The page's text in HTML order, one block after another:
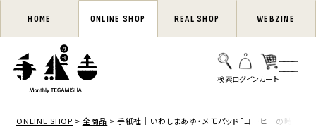
HOME ONLINE SHOP REAL SHOP WEBZINE
ONLINE SHOP 全商品 手紙社｜いわしまあゆ・メモパッド「コーヒーの時間」